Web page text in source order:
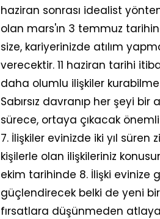
haziran sonrası idealist
olan mars'ın 3 temmuz
size, kariyerinizde atılım
verecektir. 11 haziran tarihi
daha olumlu ilişkiler
Sabırsız davranıp her şeyi
sürece, ortaya çıkacak
7. İlişkiler evinizde iki yıl
kişilerle olan ilişkileriniz
ekim tarihinde 8. İlişki evinize
güçlendirecek belki de yeni
fırsatlara düşünmeden